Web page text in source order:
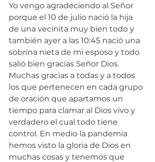
Yo vengo agradeciendo al Señor
porque el 10 de julio nació la hija
de una vecinita muy bien todo y
también ayer a las 10:45 nació una
sobrina nieta de mi esposo y todo
salió bien gracias Señor Dios.
Muchas gracias a todas y a todos
los que pertenecen en cada grupo
de oración que apartamos un
tiempo para clamar al Dios vivo y
verdadero el cual todo tiene
control. En medio la pandemia
hemos visto la gloria de Dios en
muchas cosas y tenemos que